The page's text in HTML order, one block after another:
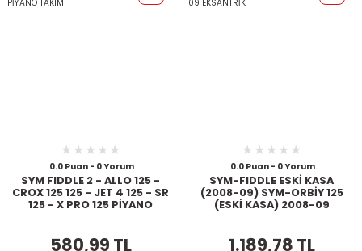
0.0 Puan - 0 Yorum
SYM FIDDLE 2 - ALLO 125 -
CROX 125 125 - JET 4 125 - SR
125 - X PRO 125 PİYANO
580,99 TL
0.0 Puan - 0 Yorum
SYM-FIDDLE ESKİ KASA
(2008-09) SYM-ORBİY 125
(ESKİ KASA) 2008-09
1.189,78 TL